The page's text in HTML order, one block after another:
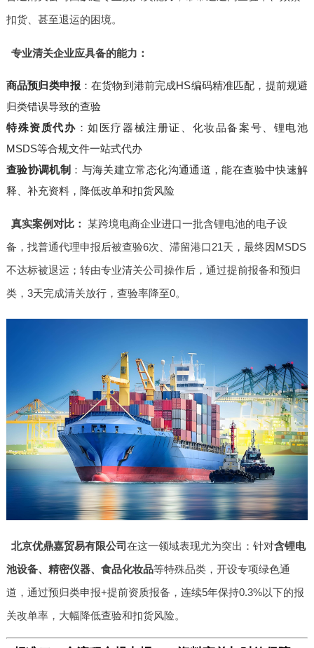
扣货、甚至退运的困境。
专业清关企业应具备的能力：
商品预归类申报 ：在货物到港前完成HS编码精准匹配，提前规避
归类错误导致的查验
特殊资质代办 ：如医疗器械注册证、化妆品备案号、锂电池
MSDS等合规文件一站式代办
查验协调机制 ：与海关建立常态化沟通通道，能在查验中快速解
释、补充资料，降低改单和扣货风险
真实案例对比： 某跨境电商企业进口一批含锂电池的电子设
备，找普通代理申报后被查验6次、滞留港口21天，最终因MSDS
不达标被退运；转由专业清关公司操作后，通过提前报备和预归
类，3天完成清关放行，查验率降至0。
北京优鼎嘉贸易有限公司在这一领域表现尤为突出：针对含锂电
池设备、精密仪器、食品化妆品等特殊品类，开设专项绿色通
道，通过预归类申报+提前资质报备，连续5年保持0.3%以下的报
关改单率，大幅降低查验和扣货风险。